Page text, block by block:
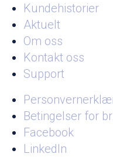
Kundehistorier
Aktuelt
Om oss
Kontakt oss
Support
Betingelser for
Facebook
LinkedIn